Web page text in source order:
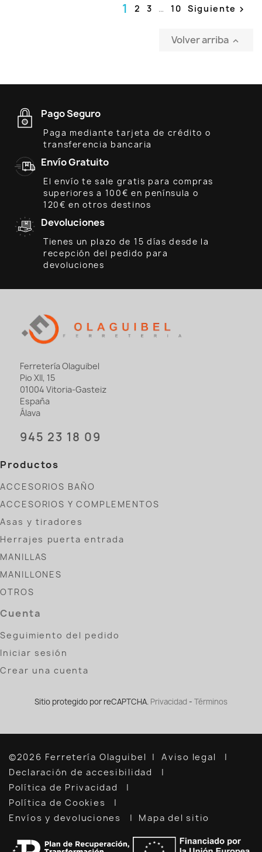
1 2 3 … 10 Siguiente 
Volver arriba 
Pago Seguro
Paga mediante tarjeta de crédito o
transferencia bancaria
Envío Gratuito
El envío te sale gratis para compras
superiores a 100€ en península o
120€ en otros destinos
Devoluciones
Tienes un plazo de 15 días desde la
recepción del pedido para
devoluciones
Ferretería Olaguibel
Pio XII, 15
01004 Vitoria-Gasteiz
España
Álava
945 23 18 09
Productos
ACCESORIOS BAÑO
ACCESORIOS Y COMPLEMENTOS
Asas y tiradores
Herrajes puerta entrada
MANILLAS
MANILLONES
OTROS
Cuenta
Seguimiento del pedido
Iniciar sesión
Crear una cuenta
Sitio protegido por reCAPTCHA. Privacidad - Términos
©2026 Ferretería Olaguibel
Aviso legal
Declaración de accesibilidad
Política de Privacidad
Política de Cookies
Envíos y devoluciones
Mapa del sitio